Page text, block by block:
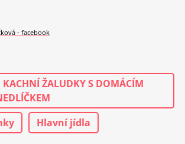
- facebook
KACHNÍ ŽALUDKY S DOMÁCÍM
Hlavní jídla